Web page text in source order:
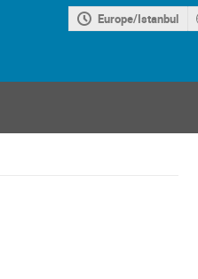
Europe/Istanbul